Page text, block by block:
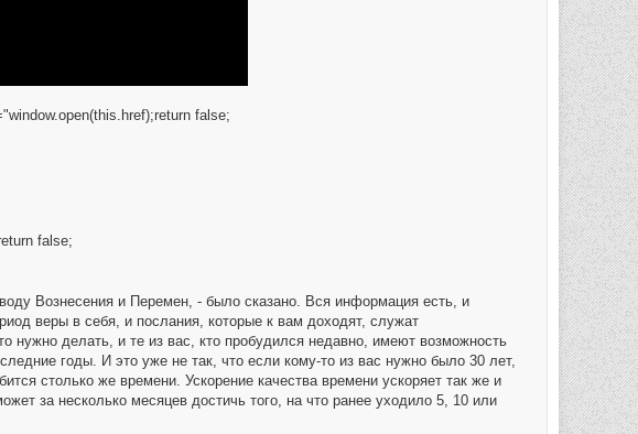
false;
false;
Вознесения и Перемен, - было сказано. Вся информация есть, и
веры в себя, и послания, которые к вам доходят, служат
нужно делать, и те из вас, кто пробудился недавно, имеют возможность
годы. И это уже не так, что если кому-то из вас нужно было 30 лет,
столько же времени. Ускорение качества времени ускоряет так же и
за несколько месяцев достичь того, на что ранее уходило 5, 10 или